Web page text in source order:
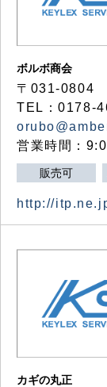
ボルボ商会
〒031-0804
TEL：0178-
営業時間：
販売可
http://
カギの丸正